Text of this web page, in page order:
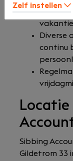
Diverse
continu
Locatie
Sibbing
Gildetrom 33
Zelf instellen